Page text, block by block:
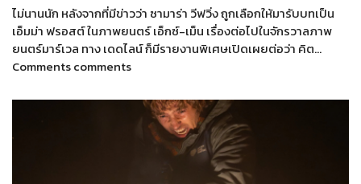
ไม่นานนัก หลังจากที่มีข่าวว่า ซามาร่า วีฟวิ่ง ถูกเลือกให้มารับบทเป็น
เอ็มม่า ฟรอสต์ ในภาพยนตร์ เอ็กซ์-เม็น เรื่องต่อไปในจักรวาลภาพ
ยนตร์มาร์เวล ทาง เดดไลน์ ก็มีรายงานพิเศษเปิดเผยต่อว่า คิต…
Comments comments